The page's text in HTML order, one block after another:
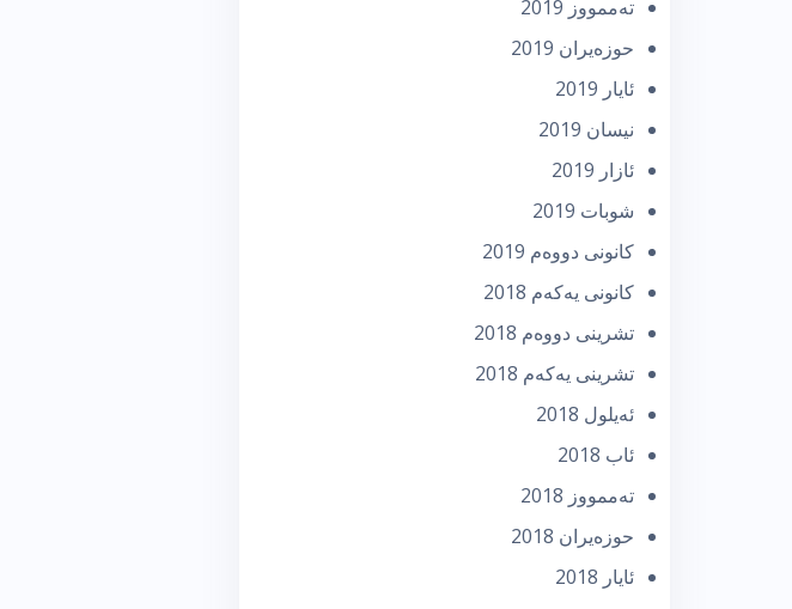
تەممووز 2019
حوزه‌یران 2019
ئایار 2019
نیسان 2019
ئازار 2019
شوبات 2019
كانونی دووه‌م 2019
كانونی یه‌كه‌م 2018
تشرینی دووه‌م 2018
تشرینی یه‌كه‌م 2018
ئه‌یلول 2018
ئاب 2018
تەممووز 2018
حوزه‌یران 2018
ئایار 2018